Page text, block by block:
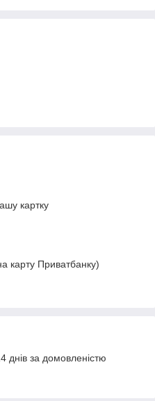
картку
карту Приватбанку)
днів за домовленістю